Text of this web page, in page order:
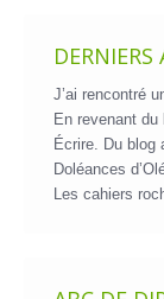
DERNIERS
J’ai rencontré
En revenant
Écrire. Du blog
Doléances
Les cahiers